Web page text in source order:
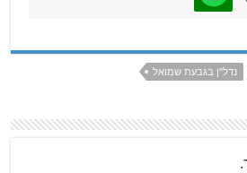
נדל"ן בגבעת שמואל